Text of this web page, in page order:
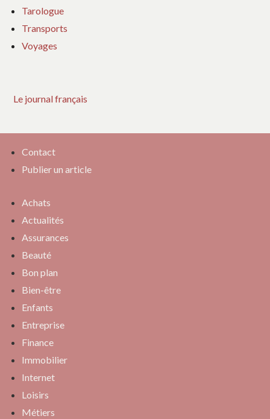
Tarologue
Transports
Voyages
Le journal français
Contact
Publier un article
Achats
Actualités
Assurances
Beauté
Bon plan
Bien-être
Enfants
Entreprise
Finance
Immobilier
Internet
Loisirs
Métiers